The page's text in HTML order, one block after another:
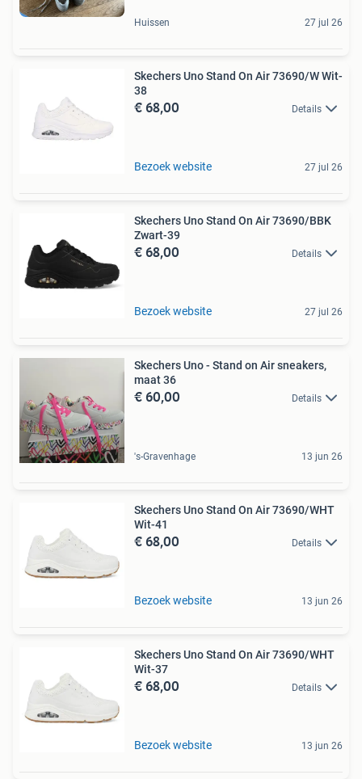
Huissen 27 jul 26
Skechers Uno Stand On Air 73690/W Wit-
38
€ 68,00 Details
Bezoek website 27 jul 26
Skechers Uno Stand On Air 73690/BBK
Zwart-39
€ 68,00 Details
Bezoek website 27 jul 26
Skechers Uno - Stand on Air sneakers,
maat 36
€ 60,00 Details
's-Gravenhage 13 jun 26
Skechers Uno Stand On Air 73690/WHT
Wit-41
€ 68,00 Details
Bezoek website 13 jun 26
Skechers Uno Stand On Air 73690/WHT
Wit-37
€ 68,00 Details
Bezoek website 13 jun 26